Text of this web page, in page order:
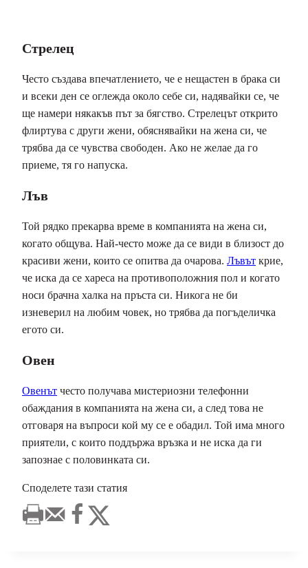
Стрелец
Често създава впечатлението, че е нещастен в брака си
и всеки ден се оглежда около себе си, надявайки се, че
ще намери някакъв път за бягство. Стрелецът открито
флиртува с други жени, обяснявайки на жена си, че
трябва да се чувства свободен. Ако не желае да го
приеме, тя го напуска.
Лъв
Той рядко прекарва време в компанията на жена си,
когато общува. Най-често може да се види в близост до
красиви жени, които се опитва да очарова. Лъвът крие,
че иска да се хареса на противоположния пол и когато
носи брачна халка на пръста си. Никога не би
изневерил на любим човек, но трябва да погъделичка
егото си.
Овен
Овенът често получава мистериозни телефонни
обаждания в компанията на жена си, а след това не
отговаря на въпроси кой му се е обадил. Той има много
приятели, с които поддържа връзка и не иска да ги
запознае с половинката си.
Споделете тази статия